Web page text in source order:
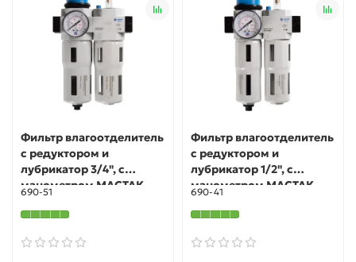
Фильтр влагоотделитель
с редуктором и
лубрикатор 3/4", с
манометром МАСТАК
690-51
Фильтр влагоотделитель
с редуктором и
лубрикатор 1/2", с
манометром МАСТАК
690-41